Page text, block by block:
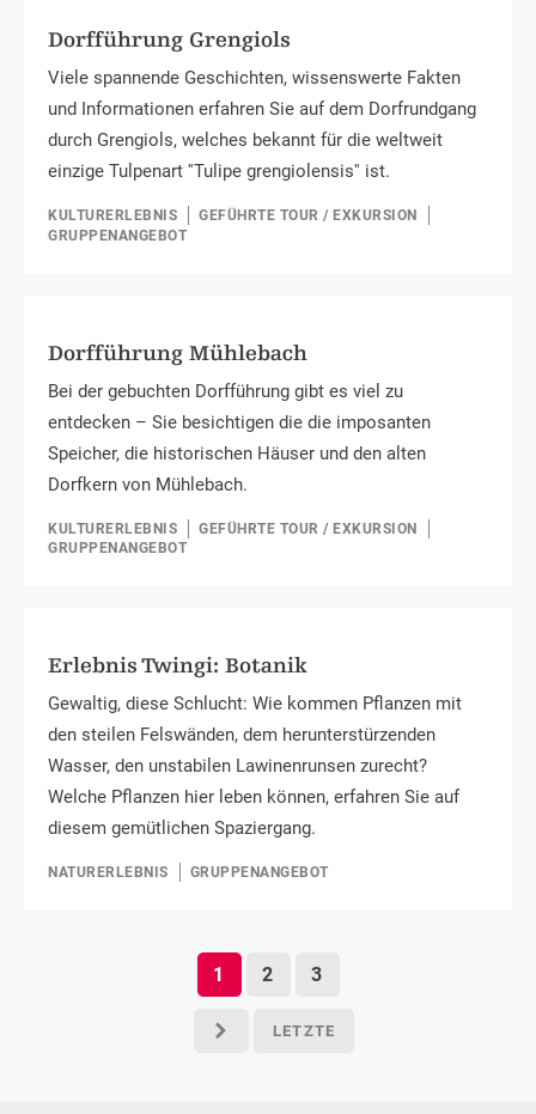
Dorfführung Grengiols
Viele spannende Geschichten, wissenswerte Fakten
und Informationen erfahren Sie auf dem Dorfrundgang
durch Grengiols, welches bekannt für die weltweit
einzige Tulpenart ''Tulipe grengiolensis'' ist.
KULTURERLEBNIS
GEFÜHRTE TOUR / EXKURSION
GRUPPENANGEBOT
Dorfführung Mühlebach
Bei der gebuchten Dorfführung gibt es viel zu
entdecken – Sie besichtigen die die imposanten
Speicher, die historischen Häuser und den alten
Dorfkern von Mühlebach.
KULTURERLEBNIS
GEFÜHRTE TOUR / EXKURSION
GRUPPENANGEBOT
Erlebnis Twingi: Botanik
Gewaltig, diese Schlucht: Wie kommen Pflanzen mit
den steilen Felswänden, dem herunterstürzenden
Wasser, den unstabilen Lawinenrunsen zurecht?
Welche Pflanzen hier leben können, erfahren Sie auf
diesem gemütlichen Spaziergang.
NATURERLEBNIS GRUPPENANGEBOT
p LETZTE
1 2 3